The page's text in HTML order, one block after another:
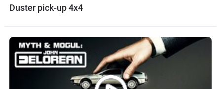
Duster pick-up 4x4